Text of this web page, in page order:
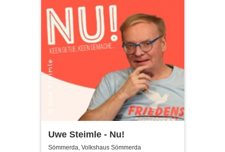
Uwe Steimle - Nu!
Sömmerda, Volkshaus Sömmerda